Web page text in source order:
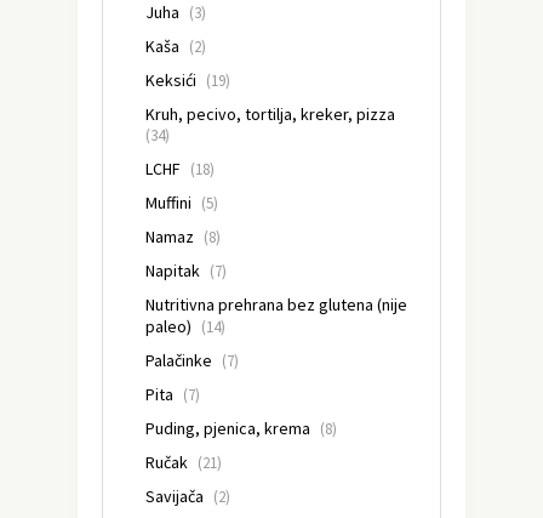
Juha (3)
Kaša (2)
Keksići (19)
Kruh, pecivo, tortilja, kreker, pizza
(34)
LCHF (18)
Muffini (5)
Namaz (8)
Napitak (7)
Nutritivna prehrana bez glutena (nije
paleo) (14)
Palačinke (7)
Pita (7)
Puding, pjenica, krema (8)
Ručak (21)
Savijača (2)